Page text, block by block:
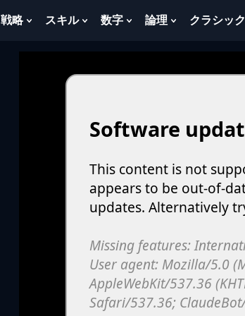
戦略 Show
For
スキル Show
For
数字 Show
For
論理 Show
For
クラシック